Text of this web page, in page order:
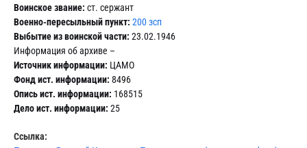
Воинское звание: ст. сержант
Военно-пересыльный пункт: 200 зсп
Выбытие из воинской части: 23.02.1946
Информация об архиве –
Источник информации: ЦАМО
Фонд ист. информации: 8496
Опись ист. информации: 168515
Дело ист. информации: 25
Ссылка: